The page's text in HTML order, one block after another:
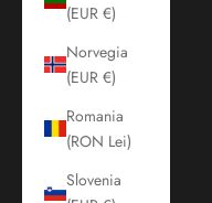
(EUR €)
Norvegia
(EUR €)
Romania
(RON Lei)
Slovenia